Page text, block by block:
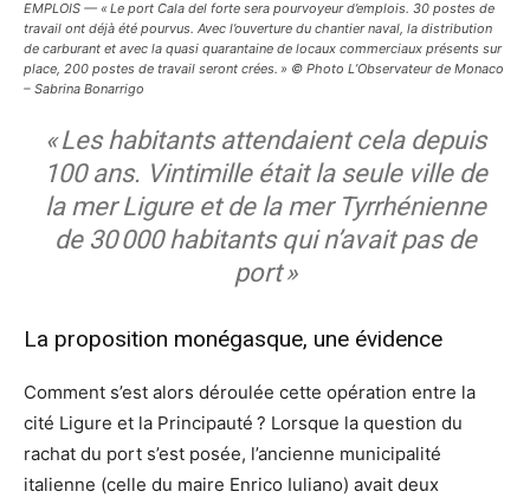
EMPLOIS — « Le port Cala del forte sera pourvoyeur d’emplois. 30 postes de
travail ont déjà été pourvus. Avec l’ouverture du chantier naval, la distribution
de carburant et avec la quasi quarantaine de locaux commerciaux présents sur
place, 200 postes de travail seront crées. » © Photo L’Observateur de Monaco
– Sabrina Bonarrigo
« Les habitants attendaient cela depuis
100 ans. Vintimille était la seule ville de
la mer Ligure et de la mer Tyrrhénienne
de 30 000 habitants qui n’avait pas de
port »
La proposition monégasque, une évidence
Comment s’est alors déroulée cette opération entre la
cité Ligure et la Principauté ? Lorsque la question du
rachat du port s’est posée, l’ancienne municipalité
italienne (celle du maire Enrico Iuliano) avait deux